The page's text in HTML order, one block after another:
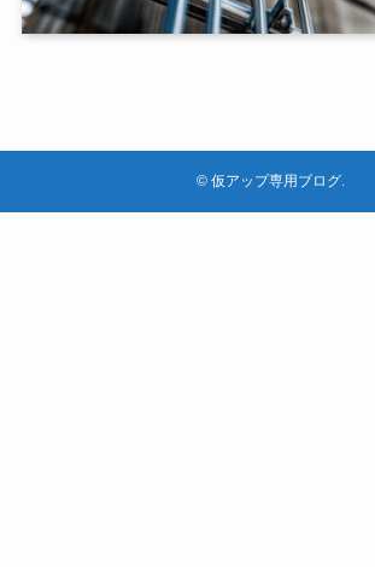
©仮アップ専用ブログ.